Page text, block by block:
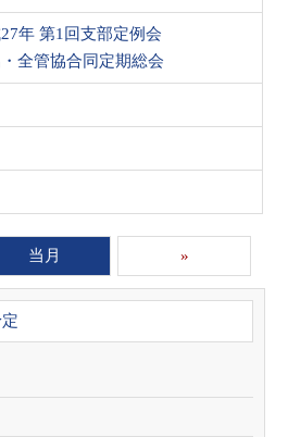
年 第1回支部定例会
全管協合同定期総会
当月 »